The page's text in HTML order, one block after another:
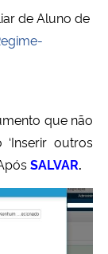
de Aluno de
que não
outros
SALVAR.